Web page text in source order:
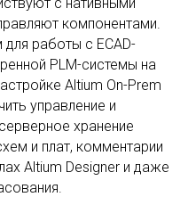
компонентами.
работы с ECAD-
PLM-системы на
Altium On-Prem
управление и
хранение
и плат, комментарии
Altium Designer и даже